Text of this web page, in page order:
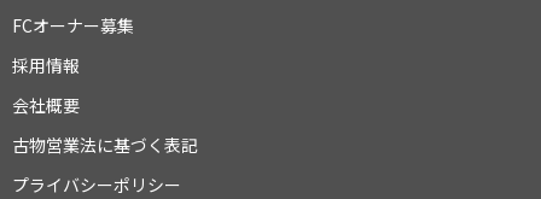
FCオーナー募集
採用情報
会社概要
古物営業法に基づく表記
プライバシーポリシー